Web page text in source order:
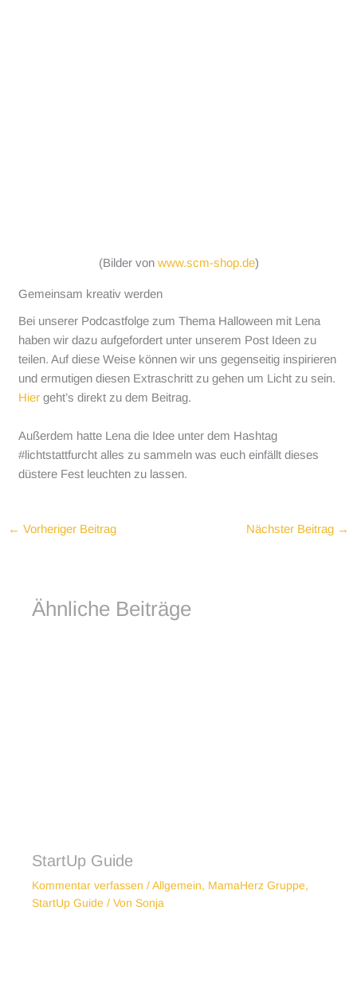
(Bilder von www.scm-shop.de)
Gemeinsam kreativ werden
Bei unserer Podcastfolge zum Thema Halloween mit Lena
haben wir dazu aufgefordert unter unserem Post Ideen zu
teilen. Auf diese Weise können wir uns gegenseitig inspirieren
und ermutigen diesen Extraschritt zu gehen um Licht zu sein.
Hier geht’s direkt zu dem Beitrag.
Außerdem hatte Lena die Idee unter dem Hashtag
#lichtstattfurcht alles zu sammeln was euch einfällt dieses
düstere Fest leuchten zu lassen.
← Vorheriger Beitrag Nächster Beitrag →
Ähnliche Beiträge
StartUp Guide
Kommentar verfassen /Allgemein, MamaHerz Gruppe,
StartUp Guide / Von Sonja